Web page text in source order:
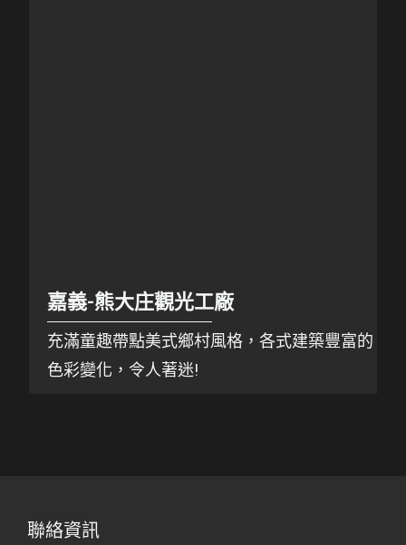
嘉義-熊大庄觀光工廠
充滿童趣帶點美式鄉村風格，各式建築豐富的
色彩變化，令人著迷!
聯絡資訊